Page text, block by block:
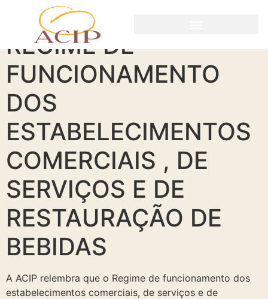
REGIME DE
FUNCIONAMENTO
DOS
ESTABELECIMENTOS
COMERCIAIS , DE
SERVIÇOS E DE
RESTAURAÇÃO DE
BEBIDAS
A ACIP relembra que o Regime de funcionamento dos
estabelecimentos comerciais, de serviços e de